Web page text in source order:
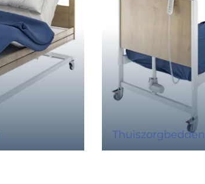
Thuiszorgbedden